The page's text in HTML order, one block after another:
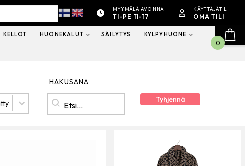
MYYMÄLÄ AVOINNA
TI-PE 11-17
KÄYTTÄJÄTILI
OMA TILI
KELLOT HUONEKALUT SÄILYTYS KYLPYHUONE
HAKUSANA
HAKUSANA
Hakusana Tyhjennä
0